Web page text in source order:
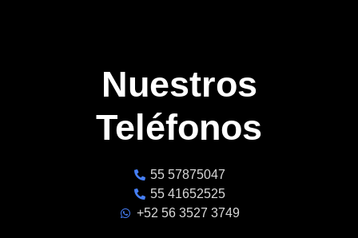
Nuestros
Teléfonos
55 57875047
55 41652525
+52 56 3527 3749